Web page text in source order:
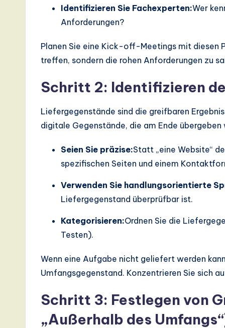
Identifizieren Sie Fachexperten:Wer
Anforderungen?
Planen Sie eine Kick-off-Meetings mit diesen
treffen, sondern die rohen Anforderungen zu
Schritt 2: Identifizieren
Liefergegenstände sind die greifbaren
digitale Gegenstände, die am Ende übergeben
Seien Sie präzise:Statt „eine Website“
spezifischen Seiten und einem
Verwenden Sie handlungsorientierte
Liefergegenstand überprüfbar ist.
Kategorisieren:Ordnen Sie die
Testen).
Wenn eine Aufgabe nicht geliefert werden
Umfangsgegenstand. Konzentrieren Sie sich
Schritt 3: Festlegen von
„Außerhalb des